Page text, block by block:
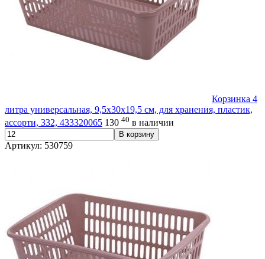
Корзинка 4
литра универсальная, 9,5х30х19,5 см, для хранения, пластик,
ассорти, 332, 433320065 130 40 в наличии
В корзину
Артикул: 530759